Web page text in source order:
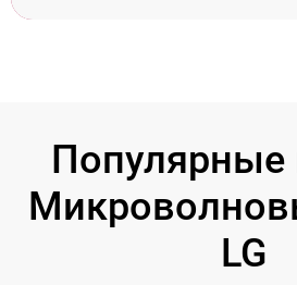
Популярные
LG